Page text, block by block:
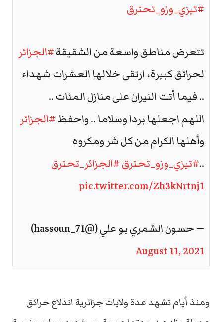
#تيزي_وزو_تحترق
تتعرض مناطق واسعة من الشقيقة#الجزائر
لحرائق كبيرة، ارتقى خلالها العشرات شهداء
.. فيما أتت النيران على منازل المئات ..
اللهم اجعلها بردا وسلاما .. واحفظ#الجزائر
وأهلها الكرام من كل شر ومكروه
..#تيزي_وزو_تحترق#الجزائر_تحترق
pic.twitter.com/Zh3kNrtnj1
— حسون الشمري بو علي (@hassoun_71)
August 11, 2021
ومنذ أيام تشهد عدة ولايات جزائرية اندلاع حرائق